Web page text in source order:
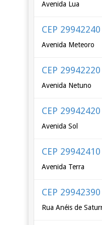
Avenida Lua
CEP 29942240
Avenida Meteoro
CEP 29942220
Avenida Netuno
CEP 29942420
Avenida Sol
CEP 29942410
Avenida Terra
CEP 29942390
Rua Anéis de